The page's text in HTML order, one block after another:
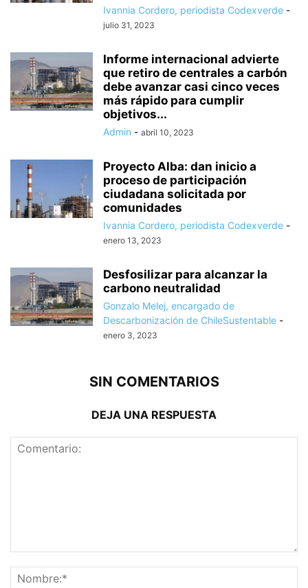
Ivannia Cordero, periodista Codexverde -
julio 31, 2023
Informe internacional advierte
que retiro de centrales a carbón
debe avanzar casi cinco veces
más rápido para cumplir
objetivos...
Admin - abril 10, 2023
Proyecto Alba: dan inicio a
proceso de participación
ciudadana solicitada por
comunidades
Ivannia Cordero, periodista Codexverde -
enero 13, 2023
Desfosilizar para alcanzar la
carbono neutralidad
Gonzalo Melej, encargado de
Descarbonización de ChileSustentable -
enero 3, 2023
SIN COMENTARIOS
DEJA UNA RESPUESTA